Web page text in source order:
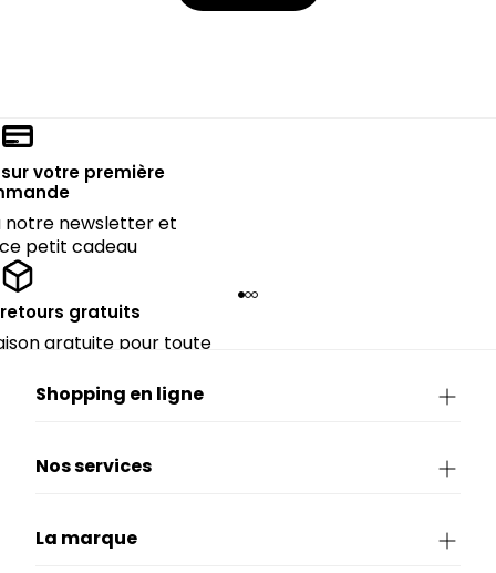
votre première
notre newsletter et
petit cadeau
gratuits
gratuite pour toute
Shopping en ligne
Nos services
La marque